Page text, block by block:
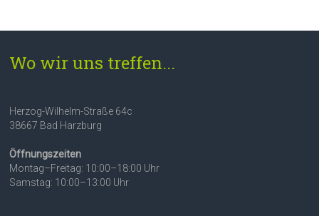
Wo wir uns treffen...
Herzog-Wilhelm-Straße 64c
38667 Bad Harzburg
Öffnungszeiten
Montag–Freitag: 10:00–18:00 Uhr
Samstag: 10:00–13:00 Uhr